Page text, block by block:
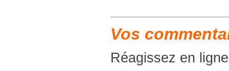
Vos
Réagissez en